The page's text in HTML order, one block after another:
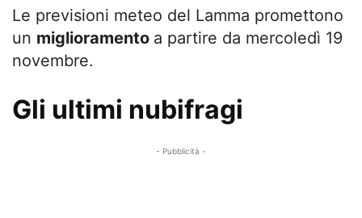
Le previsioni meteo del Lamma promettono
un miglioramento a partire da mercoledì 19
novembre.
Gli ultimi nubifragi
- Pubblicità -